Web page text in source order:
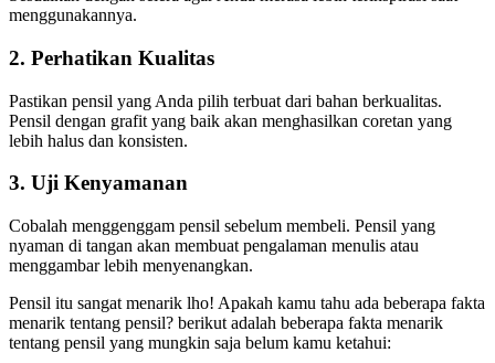
menggunakannya.
2. Perhatikan Kualitas
Pastikan pensil yang Anda pilih terbuat dari bahan berkualitas.
Pensil dengan grafit yang baik akan menghasilkan coretan yang
lebih halus dan konsisten.
3. Uji Kenyamanan
Cobalah menggenggam pensil sebelum membeli. Pensil yang
nyaman di tangan akan membuat pengalaman menulis atau
menggambar lebih menyenangkan.
Pensil itu sangat menarik lho! Apakah kamu tahu ada beberapa fakta
menarik tentang pensil? berikut adalah beberapa fakta menarik
tentang pensil yang mungkin saja belum kamu ketahui: